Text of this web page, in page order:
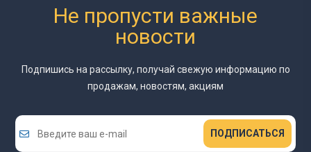
Не пропусти важные
новости
Подпишись на рассылку, получай свежую информацию по
продажам, новостям, акциям
ПОДПИСАТЬСЯ